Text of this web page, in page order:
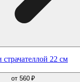
22 см
от 560 ₽